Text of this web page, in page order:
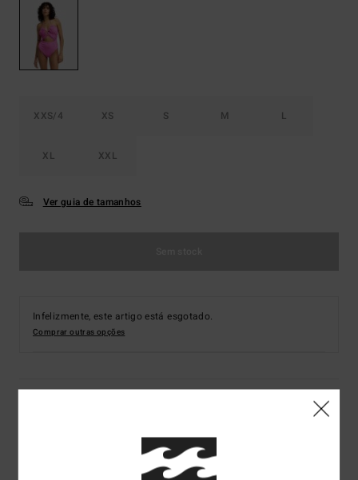
XXS/4 XS S M L
XL XXL
Ver guia de tamanhos
Infelizmente, este artigo está esgotado.
Comprar outras opções
Fato de banho de perna subida Rosa Mulher
Código de Cor